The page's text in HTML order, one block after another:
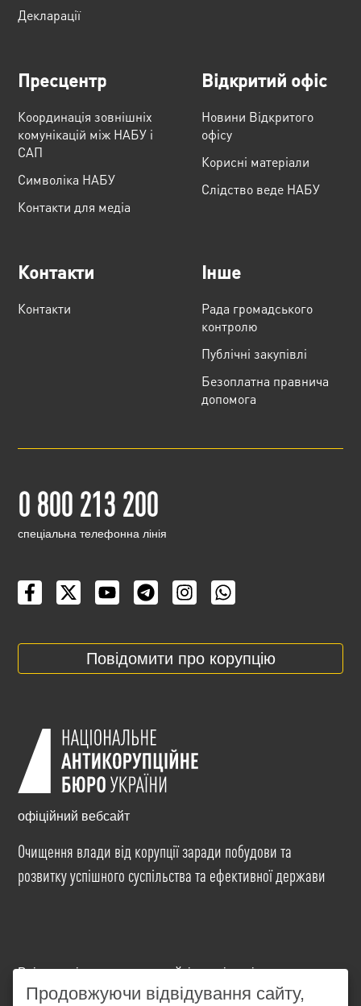
Декларації
Пресцентр
Координація зовнішніх
комунікацій між НАБУ і
САП
Cимволіка НАБУ
Контакти для медіа
Відкритий офіс
Новини Відкритого
офісу
Корисні матеріали
Слідство веде НАБУ
Контакти
Контакти
Інше
Рада громадського
контролю
Публічні закупівлі
Безоплатна правнича
допомога
0 800 213 200
cпеціальна телефонна лінія
Повідомити про корупцію
офіційний вебсайт
Очищення влади від корупції заради побудови та
розвитку успішного суспільства та ефективної держави
Всі матеріали на цьому сайті розміщені на умовах
ліцензіїCreative Commons Attribution-NonCommercial-
Продовжуючи відвідування сайту,